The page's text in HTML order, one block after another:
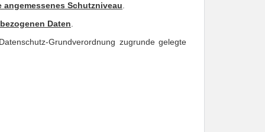
Schutzniveau
Daten
Grundverordnung zugrunde gelegte